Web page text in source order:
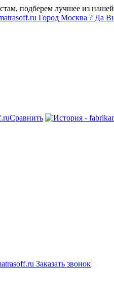
подберем лучшее из
Город Москва ? Да
Сравнить
Заказать звонок